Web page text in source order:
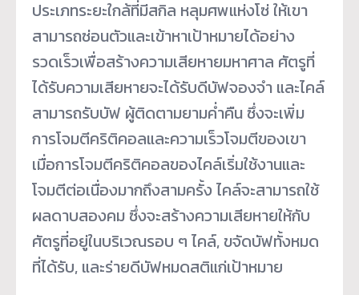
ประเภทระยะใกล้ที่มีสกิล หลุมศพแห่งโซ่ ให้เขา
สามารถซ่อนตัวและเข้าหาเป้าหมายได้อย่าง
รวดเร็วเพื่อสร้างความเสียหายมหาศาล ศัตรูที่
ได้รับความเสียหายจะได้รับดีบัฟจองจำ และไคล์
สามารถรับบัฟ ผู้ติดตามยามค่ำคืน ซึ่งจะเพิ่ม
การโจมตีคริติคอลและความเร็วโจมตีของเขา
เมื่อการโจมตีคริติคอลของไคล์เริ่มใช้งานและ
โจมตีต่อเนื่องมากถึงสามครั้ง ไคล์จะสามารถใช้
ผลดาบสองคม ซึ่งจะสร้างความเสียหายให้กับ
ศัตรูที่อยู่ในบริเวณรอบ ๆ ไคล์, ขจัดบัฟทั้งหมด
ที่ได้รับ, และร่ายดีบัฟหมดสติแก่เป้าหมาย